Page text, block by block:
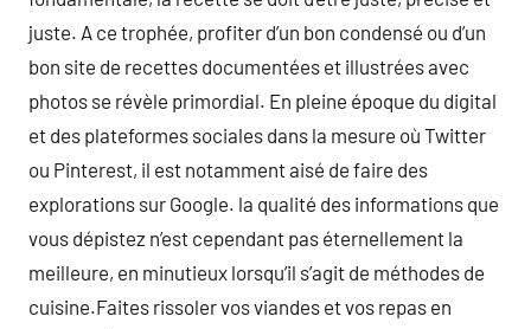
juste. A ce trophée, profiter d’un bon condensé ou d’un
bon site de recettes documentées et illustrées avec
photos se révèle primordial. En pleine époque du digital
et des plateformes sociales dans la mesure où Twitter
ou Pinterest, il est notamment aisé de faire des
explorations sur Google. la qualité des informations que
vous dépistez n’est cependant pas éternellement la
meilleure, en minutieux lorsqu’il s’agit de méthodes de
cuisine.Faites rissoler vos viandes et vos repas en